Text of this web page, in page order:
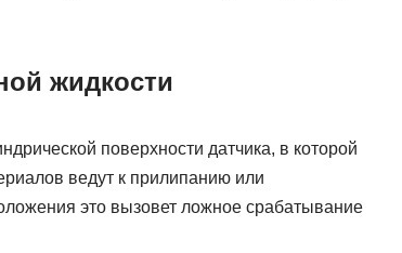
жидкости
поверхности датчика, в которой
ведут к прилипанию или
это вызовет ложное срабатывание